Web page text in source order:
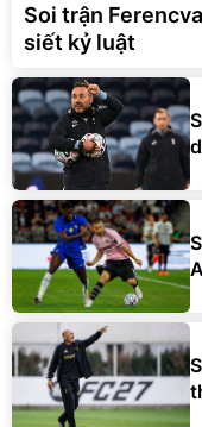
Soi trận
siết kỷ luật